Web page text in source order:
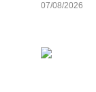
07/08/2026